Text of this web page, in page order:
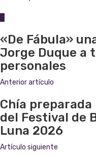
«De Fábula»
Jorge Duque a
personales
Anterior artículo
Chía
del Festival de
Luna 2026
Artículo siguiente